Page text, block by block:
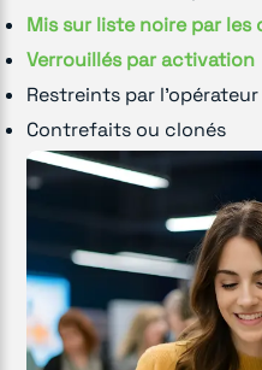
Mis sur liste noire par les
Verrouillés par activation
Restreints par l'opérateur
Contrefaits ou clonés